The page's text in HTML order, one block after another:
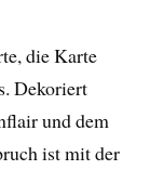
die Karte
Dekoriert
und dem
ist mit der